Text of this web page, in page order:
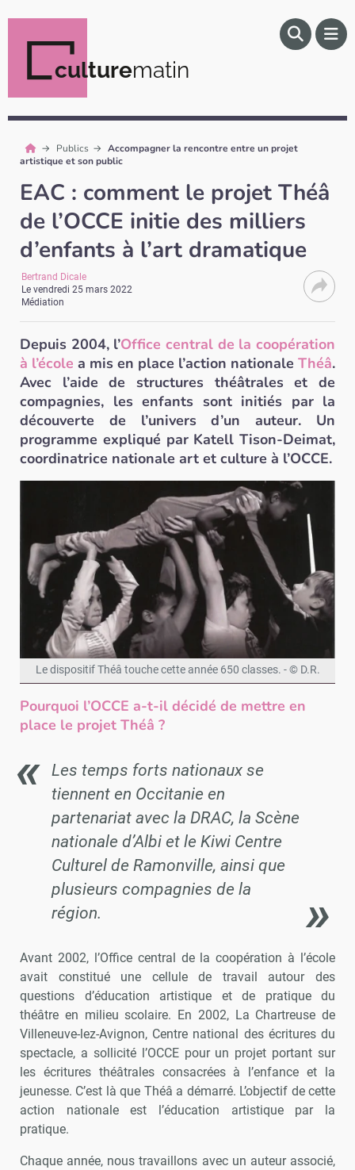
culturematin
Publics
Accompagner la rencontre entre un projet
artistique et son public
EAC : comment le projet Théâ
de l’OCCE initie des milliers
d’enfants à l’art dramatique
Bertrand Dicale
Levendredi 25 mars 2022
Médiation
Depuis 2004, l’Office central de la coopération
à l’école a mis en place l’action nationale Théâ.
Avec l’aide de structures théâtrales et de
compagnies, les enfants sont initiés par la
découverte de l’univers d’un auteur. Un
programme expliqué par Katell Tison-Deimat,
coordinatrice nationale art et culture à l’OCCE.
Le dispositif Théâ touche cette année 650 classes. - © D.R.
Pourquoi l’OCCE a-t-il décidé de mettre en
place le projet Théâ ?
Les temps forts nationaux se
tiennent en Occitanie en
partenariat avec la DRAC, la Scène
nationale d’Albi et le Kiwi Centre
Culturel de Ramonville, ainsi que
plusieurs compagnies de la
région.
Avant 2002, l’Office central de la coopération à l’école
avait constitué une cellule de travail autour des
questions d’éducation artistique et de pratique du
théâtre en milieu scolaire. En 2002, La Chartreuse de
Villeneuve-lez-Avignon, Centre national des écritures du
spectacle, a sollicité l’OCCE pour un projet portant sur
les écritures théâtrales consacrées à l’enfance et la
jeunesse. C’est là que Théâ a démarré. L’objectif de cette
action nationale est l’éducation artistique par la
pratique.
Chaque année, nous travaillons avec un auteur associé,